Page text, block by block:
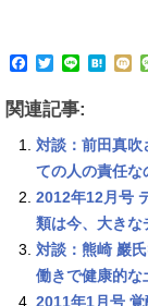
F
c
e
o
o
T
i
t
e
r
L
e
H
a
M
関連記事:
対談：前田真吹
ての人の責任な
2012年12月号
類は今、大きな
対談：熊崎 巖
働きで健康的
2011年1月号